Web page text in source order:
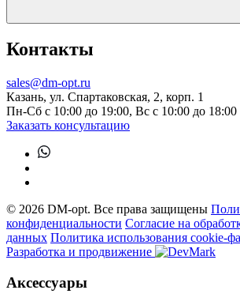
Контакты
sales@dm-opt.ru
Казань, ул. Спартаковская, 2, корп. 1
Пн-Сб с 10:00 до 19:00, Вс с 10:00 до 18:00
Заказать консультацию
© 2026 DM-opt. Все права защищены
конфиденциальности Согласие на
данных Пoлитикa иcпoльзoвaния cookie-
Разработка и продвижение
Аксессуары